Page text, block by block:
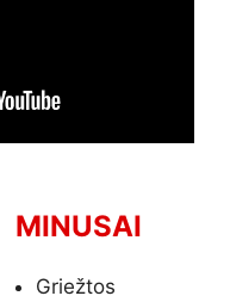
MINUSAI
Griežtos